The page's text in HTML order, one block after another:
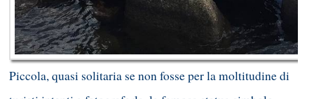
Piccola, quasi solitaria se non fosse per la moltitudine di